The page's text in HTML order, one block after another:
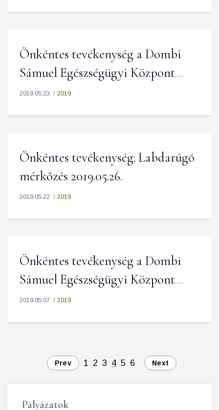
Önkéntes tevékenység a Dombi
Sámuel Egészségügyi Központ
szervezésében. Hegyre fel!
2019.05.23. / 2019
Önkéntes tevékenység: Labdarúgó
mérkőzés 2019.05.26.
2019.05.22. / 2019
Önkéntes tevékenység a Dombi
Sámuel Egészségügyi Központ
szervezésében 2019.05.11.
2019.05.07. / 2019
Prev 1 2 3 4 5 6 Next
Pályázatok